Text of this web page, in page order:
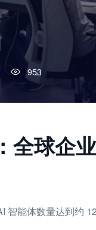
953
全球企
能体数量达到约